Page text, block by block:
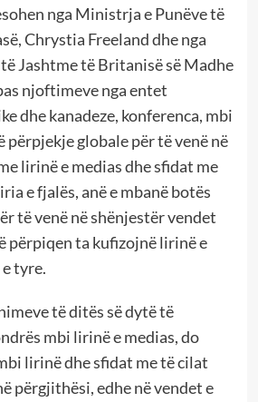
nga Ministrja e Punëve të
Chrystia Freeland dhe nga
Jashtme të Britanisë së Madhe
njoftimeve nga entet
dhe kanadeze, konferenca, mbi
përpjekje globale për të venë në
lirinë e medias dhe sfidat me
e fjalës, anë e mbanë botës
të venë në shënjestër vendet
përpiqen ta kufizojnë lirinë e
tyre.
të ditës së dytë të
mbi lirinë e medias, do
lirinë dhe sfidat me të cilat
përgjithësi, edhe në vendet e